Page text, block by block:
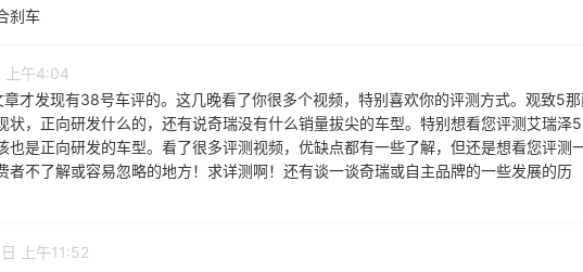
刹车
上午4:04
才发现有38号车评的。这几晚看了你很多个视频，特别喜欢你的评测方式。观致5
状，正向研发什么的，还有说奇瑞没有什么销量拔尖的车型。特别想看您评测艾瑞泽
也是正向研发的车型。看了很多评测视频，优缺点都有一些了解，但还是想看您评测
者不了解或容易忽略的地方！求详测啊！还有谈一谈奇瑞或自主品牌的一些发展的历
上午11:52